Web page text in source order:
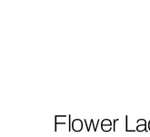
Flower